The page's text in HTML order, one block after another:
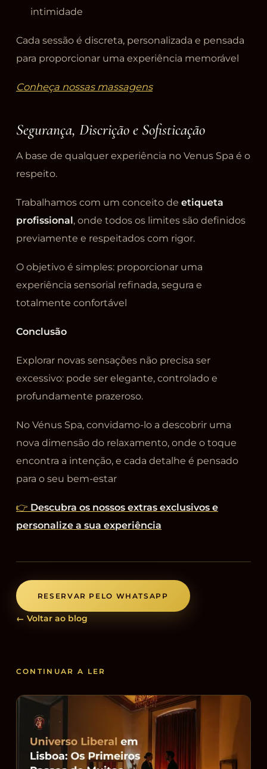
intimidade
Cada sessão é discreta, personalizada e pensada
para proporcionar uma experiência memorável
Conheça nossas massagens
Segurança, Discrição e Sofisticação
A base de qualquer experiência no Venus Spa é o
respeito.
Trabalhamos com um conceito de etiqueta
profissional, onde todos os limites são definidos
previamente e respeitados com rigor.
O objetivo é simples: proporcionar uma
experiência sensorial refinada, segura e
totalmente confortável
Conclusão
Explorar novas sensações não precisa ser
excessivo: pode ser elegante, controlado e
profundamente prazeroso.
No Vénus Spa, convidamo-lo a descobrir uma
nova dimensão do relaxamento, onde o toque
encontra a intenção, e cada detalhe é pensado
para o seu bem-estar
👉 Descubra os nossos extras exclusivos e
personalize a sua experiência
RESERVAR PELO WHATSAPP
← Voltar ao blog
CONTINUAR A LER